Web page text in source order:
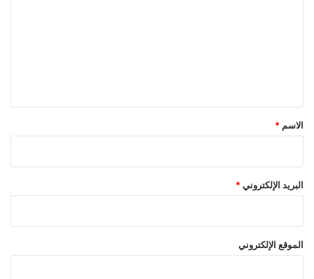
*
الاسم *
البريد الإلكتروني *
الموقع الإلكتروني